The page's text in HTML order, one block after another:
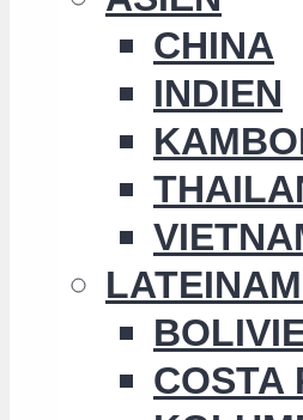
CHINA
INDIEN
COSTA